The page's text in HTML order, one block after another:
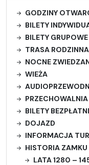
GODZINY
BILETY
BILETY GRUPOWE
TRASA
NOCNE
WIEŻA
BILETY
DOJAZD
INFORMACJA
HISTORIA ZAMKU
LATA 1280 –